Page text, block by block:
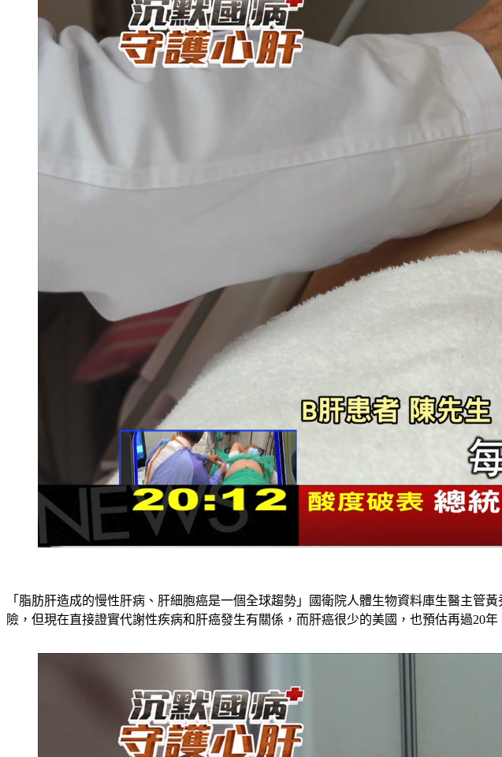
「脂肪肝造成的慢性肝病、肝細胞癌是一個全球趨勢」國衛院人體生物資料庫生醫主
險，但現在直接證實代謝性疾病和肝癌發生有關係，而肝癌很少的美國，也預估再過20